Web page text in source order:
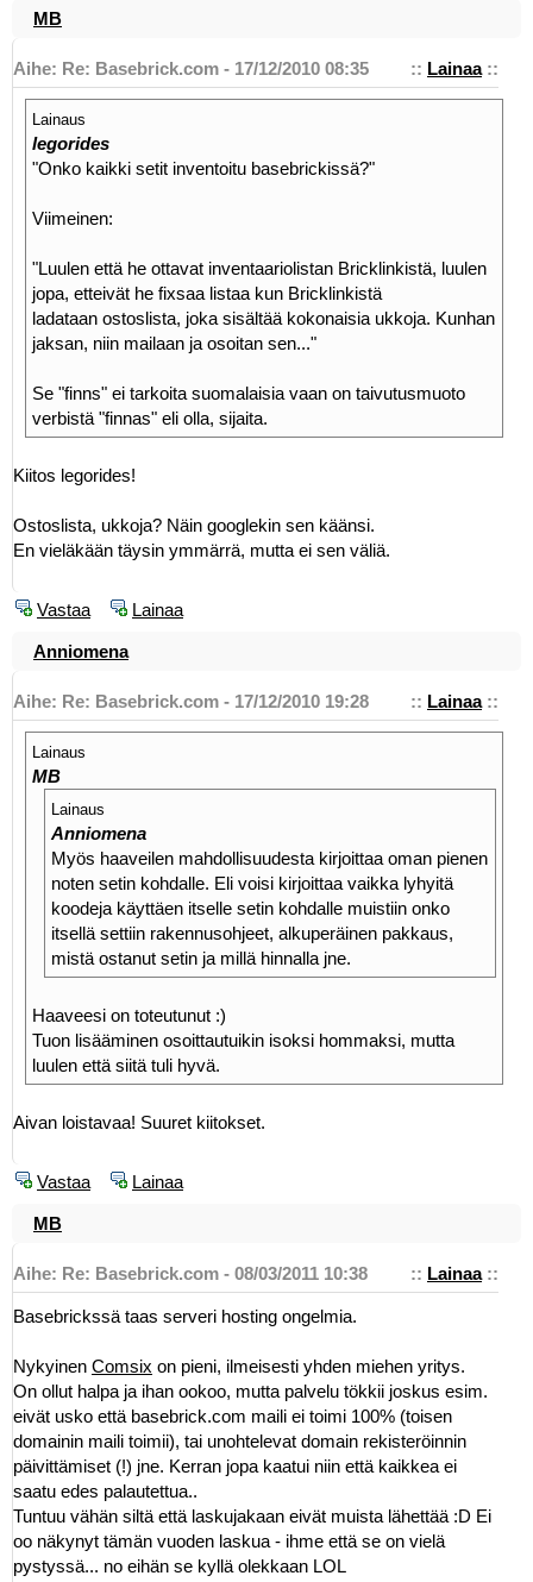
MB
:: Lainaa::
Aihe: Re: Basebrick.com - 17/12/2010 08:35
Lainaus
legorides
"Onko kaikki setit inventoitu basebrickissä?"
Viimeinen:
"Luulen että he ottavat inventaariolistan Bricklinkistä, luulen
jopa, etteivät he fixsaa listaa kun Bricklinkistä
ladataan ostoslista, joka sisältää kokonaisia ukkoja. Kunhan
jaksan, niin mailaan ja osoitan sen..."
Se "finns" ei tarkoita suomalaisia vaan on taivutusmuoto
verbistä "finnas" eli olla, sijaita.
Kiitos legorides!
Ostoslista, ukkoja? Näin googlekin sen käänsi.
En vieläkään täysin ymmärrä, mutta ei sen väliä.
Vastaa Lainaa
Anniomena
:: Lainaa::
Aihe: Re: Basebrick.com - 17/12/2010 19:28
Lainaus
MB
Lainaus
Anniomena
Myös haaveilen mahdollisuudesta kirjoittaa oman pienen
noten setin kohdalle. Eli voisi kirjoittaa vaikka lyhyitä
koodeja käyttäen itselle setin kohdalle muistiin onko
itsellä settiin rakennusohjeet, alkuperäinen pakkaus,
mistä ostanut setin ja millä hinnalla jne.
Haaveesi on toteutunut :)
Tuon lisääminen osoittautuikin isoksi hommaksi, mutta
luulen että siitä tuli hyvä.
Aivan loistavaa! Suuret kiitokset.
Vastaa Lainaa
MB
:: Lainaa::
Aihe: Re: Basebrick.com - 08/03/2011 10:38
Basebrickssä taas serveri hosting ongelmia.
Nykyinen Comsix on pieni, ilmeisesti yhden miehen yritys.
On ollut halpa ja ihan ookoo, mutta palvelu tökkii joskus esim.
eivät usko että basebrick.com maili ei toimi 100% (toisen
domainin maili toimii), tai unohtelevat domain rekisteröinnin
päivittämiset (!) jne. Kerran jopa kaatui niin että kaikkea ei
saatu edes palautettua..
Tuntuu vähän siltä että laskujakaan eivät muista lähettää :D Ei
oo näkynyt tämän vuoden laskua - ihme että se on vielä
pystyssä... no eihän se kyllä olekkaan LOL